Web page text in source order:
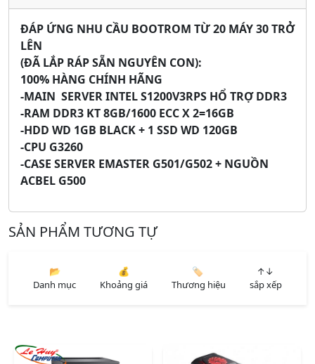
ĐÁP ỨNG NHU CẦU BOOTROM TỪ 20 MÁY 30 TRỞ
LÊN
(ĐÃ LẮP RÁP SẴN NGUYÊN CON):
100% HÀNG CHÍNH HÃNG
-MAIN SERVER INTEL S1200V3RPS HỔ TRỢ DDR3
-RAM DDR3 KT 8GB/1600 ECC X 2=16GB
-HDD WD 1GB BLACK + 1 SSD WD 120GB
-CPU G3260
-CASE SERVER EMASTER G501/G502 + NGUỒN
ACBEL G500
SẢN PHẨM TƯƠNG TỰ
📂
Danh mục
💰
Khoảng giá
🏷️
Thương hiệu
↑↓
sắp xếp